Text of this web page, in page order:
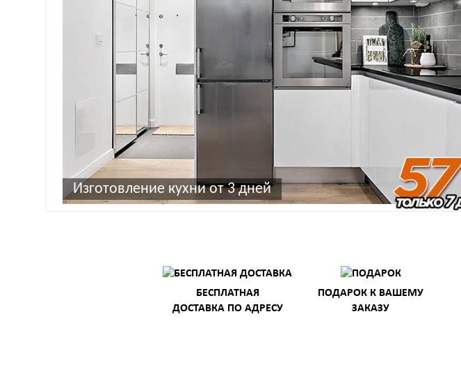
Изготовление кухни от 3 дней
БЕСПЛАТНАЯ
ДОСТАВКА ПО АДРЕСУ
ПОДАРОК К ВАШЕМУ
ЗАКАЗУ